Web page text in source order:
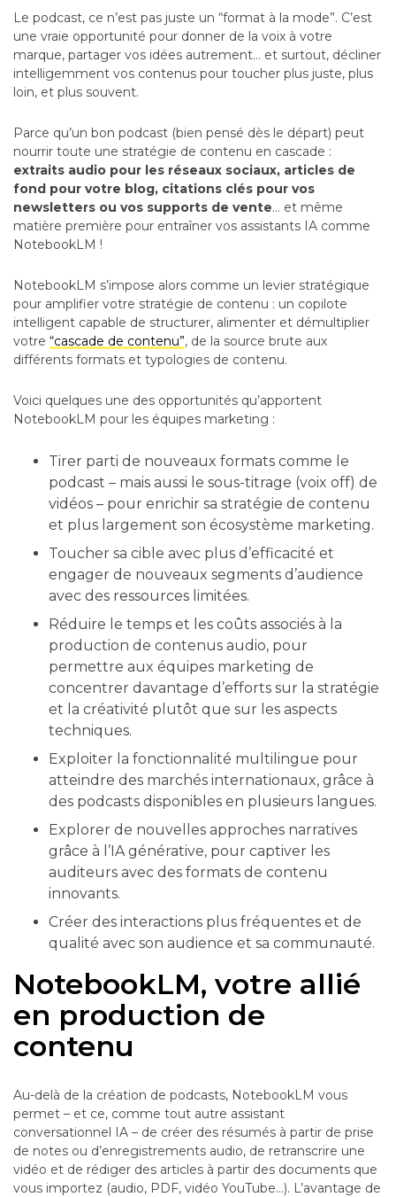
Le podcast, ce n’est pas juste un “format à la mode”. C’est
une vraie opportunité pour donner de la voix à votre
marque, partager vos idées autrement… et surtout, décliner
intelligemment vos contenus pour toucher plus juste, plus
loin, et plus souvent.
Parce qu’un bon podcast (bien pensé dès le départ) peut
nourrir toute une stratégie de contenu en cascade :
extraits audio pour les réseaux sociaux, articles de
fond pour votre blog, citations clés pour vos
newsletters ou vos supports de vente… et même
matière première pour entraîner vos assistants IA comme
NotebookLM !
NotebookLM s’impose alors comme un levier stratégique
pour amplifier votre stratégie de contenu : un copilote
intelligent capable de structurer, alimenter et démultiplier
votre “cascade de contenu”, de la source brute aux
différents formats et typologies de contenu.
Voici quelques une des opportunités qu’apportent
NotebookLM pour les équipes marketing :
Tirer parti de nouveaux formats comme le
podcast – mais aussi le sous-titrage (voix off) de
vidéos – pour enrichir sa stratégie de contenu
et plus largement son écosystème marketing.
Toucher sa cible avec plus d’efficacité et
engager de nouveaux segments d’audience
avec des ressources limitées.
Réduire le temps et les coûts associés à la
production de contenus audio, pour
permettre aux équipes marketing de
concentrer davantage d’efforts sur la stratégie
et la créativité plutôt que sur les aspects
techniques.
Exploiter la fonctionnalité multilingue pour
atteindre des marchés internationaux, grâce à
des podcasts disponibles en plusieurs langues.
Explorer de nouvelles approches narratives
grâce à l’IA générative, pour captiver les
auditeurs avec des formats de contenu
innovants.
Créer des interactions plus fréquentes et de
qualité avec son audience et sa communauté.
NotebookLM, votre allié
en production de
contenu
Au-delà de la création de podcasts, NotebookLM vous
permet – et ce, comme tout autre assistant
conversationnel IA – de créer des résumés à partir de prise
de notes ou d’enregistrements audio, de retranscrire une
vidéo et de rédiger des articles à partir des documents que
vous importez (audio, PDF, vidéo YouTube…). L’avantage de